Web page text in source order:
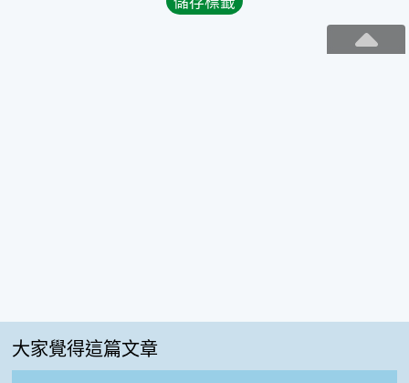
大家覺得這篇文章